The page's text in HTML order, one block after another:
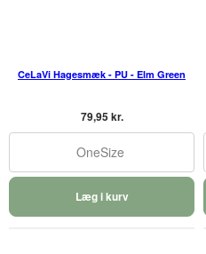
CeLaVi Hagesmæk - PU - Elm Green
79,95 kr.
OneSize
Læg i kurv